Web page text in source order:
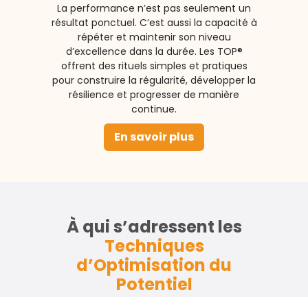
La performance n’est pas seulement un
résultat ponctuel. C’est aussi la capacité à
répéter et maintenir son niveau
d’excellence dans la durée. Les TOP®
offrent des rituels simples et pratiques
pour construire la régularité, développer la
résilience et progresser de manière
continue.
En savoir plus
À qui s’adressent les
Techniques
d’Optimisation du
Potentiel